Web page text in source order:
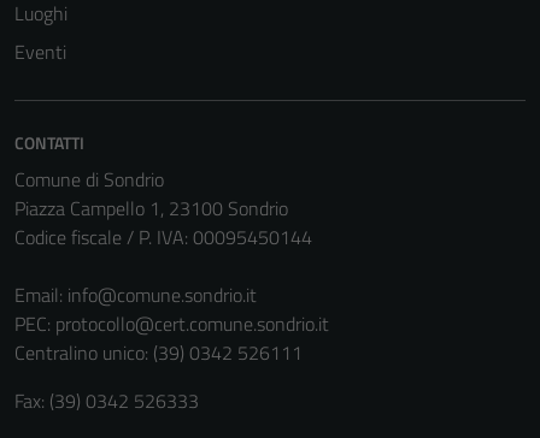
Luoghi
Eventi
CONTATTI
Comune di Sondrio
Piazza Campello 1, 23100 Sondrio
Codice fiscale / P. IVA: 00095450144
Email: info@comune.sondrio.it
PEC: protocollo@cert.comune.sondrio.it
Centralino unico: (39) 0342 526111
Fax: (39) 0342 526333